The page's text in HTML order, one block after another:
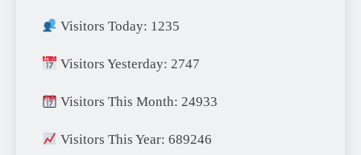
Visitors Today: 1235
Visitors Yesterday: 2747
Visitors This Month: 24933
Visitors This Year: 689246